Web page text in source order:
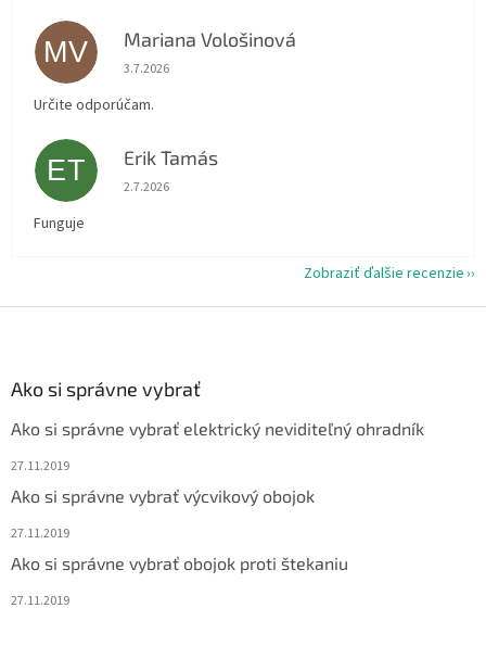
MV Mariana Vološinová
Hodnotenie obchodu je 5 z 5 hviezdičiek.
3.7.2026
Určite odporúčam.
ET Erik Tamás
Hodnotenie obchodu je 5 z 5 hviezdičiek.
2.7.2026
Funguje
Zobraziť ďalšie recenzie
Ako si správne vybrať
Ako si správne vybrať elektrický neviditeľný ohradník
27.11.2019
Ako si správne vybrať výcvikový obojok
27.11.2019
Ako si správne vybrať obojok proti štekaniu
27.11.2019